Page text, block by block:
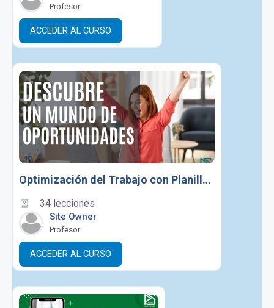
Profesor
ACCEDER AL CURSO
Optimización del Trabajo con Planilla de Excel
34 lecciones
Site Owner
Profesor
ACCEDER AL CURSO